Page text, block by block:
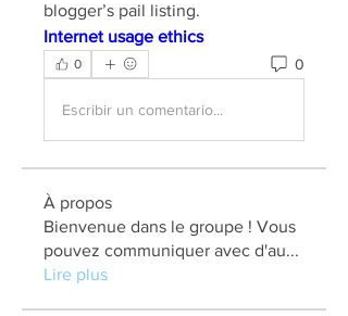
blogger’s pail listing.
Internet usage ethics
0 0
Escribir un comentario...
À propos
Bienvenue dans le groupe ! Vous
pouvez communiquer avec d'au...
Lire plus